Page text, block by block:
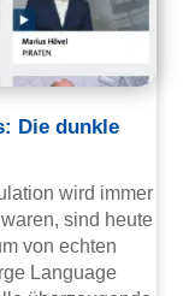
Die dunkle
wird immer
sind heute
von echten
Language